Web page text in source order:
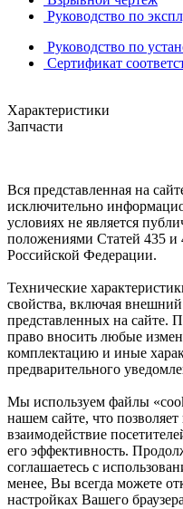
Руководство по
Руководство по
Сертификат
Характеристики
Запчасти
Вся представленная на
исключительно
условиях не является
положениями Статей 435 и
Российской Федерации.
Технические
свойства, включая
представленных на сайте.
право вносить любые
комплектацию и иные
предварительного
Мы используем файлы
нашем сайте, что
взаимодействие
его эффективность.
соглашаетесь с
менее, Вы всегда можете
настройках Вашего